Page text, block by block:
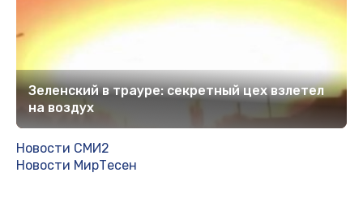
Зеленский в трауре: секретный цех взлетел
на воздух
Новости СМИ2
Новости МирТесен